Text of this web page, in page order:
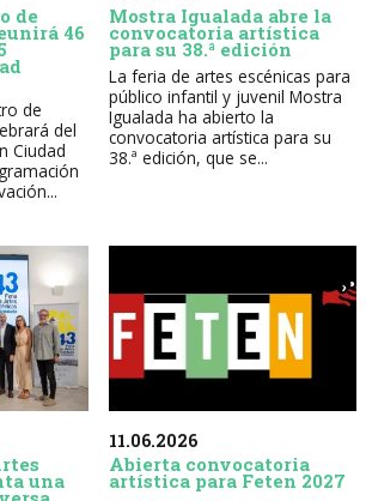
de
46
de
del
Ciudad
Mostra Igualada abre la
convocatoria artística
para su 38.ª edición
La feria de artes escénicas para
público infantil y juvenil Mostra
Igualada ha abierto la
convocatoria artística para su
38.ª edición, que se...
una
11.06.2026
Abierta convocatoria
artística para Feten 2027